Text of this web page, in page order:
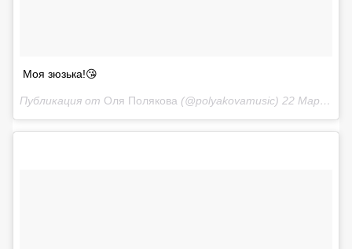
Моя зюзька!😘
Публикация от Оля Полякова (@polyakovamusic) 22 Мар 2018 в 12:27 PDT